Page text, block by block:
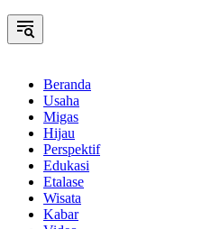
Beranda
Usaha
Migas
Hijau
Perspektif
Edukasi
Etalase
Wisata
Kabar